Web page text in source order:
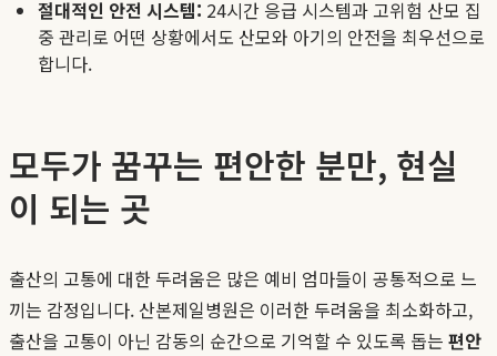
절대적인 안전 시스템: 24시간 응급 시스템과 고위험 산모 집
중 관리로 어떤 상황에서도 산모와 아기의 안전을 최우선으로
합니다.
모두가 꿈꾸는 편안한 분만, 현실
이 되는 곳
출산의 고통에 대한 두려움은 많은 예비 엄마들이 공통적으로 느
끼는 감정입니다. 산본제일병원은 이러한 두려움을 최소화하고,
출산을 고통이 아닌 감동의 순간으로 기억할 수 있도록 돕는 편안